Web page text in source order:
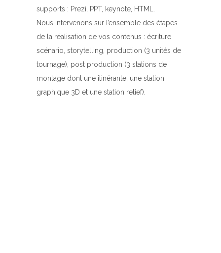
supports : Prezi, PPT, keynote, HTML.
Nous intervenons sur l’ensemble des étapes
de la réalisation de vos contenus : écriture
scénario, storytelling, production (3 unités de
tournage), post production (3 stations de
montage dont une itinérante, une station
graphique 3D et une station relief).